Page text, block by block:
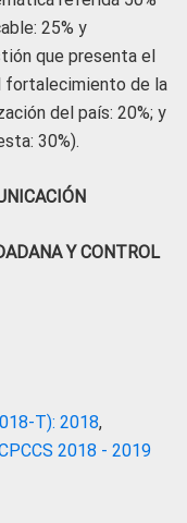
25% y
que presenta el
fortalecimiento de la
del país: 20%; y
30%).
Y CONTROL
T): 2018,
2018 - 2019